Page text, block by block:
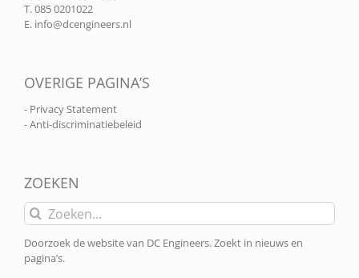
T. 085 0201022
E. info@dcengineers.nl
OVERIGE PAGINA’S
- Privacy Statement
- Anti-discriminatiebeleid
ZOEKEN
Zoeken
naar:
Doorzoek de website van DC Engineers. Zoekt in nieuws en
pagina’s.